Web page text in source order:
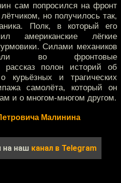
сам попросился на фронт
но получилось так,
Полк, в который его
американские лёгкие
Силами механиков
во фронтовые
рассказ полон историй об
курьёзных и трагических
самолёта, который он
и о многом-многом другом.
Малинина
на наш канал в Telegram